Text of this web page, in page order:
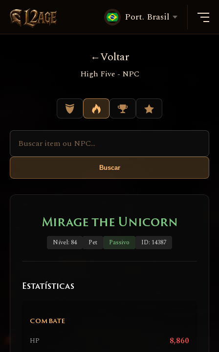
Port. Brasil
Voltar
High Five - NPC
Buscar
Mirage the Unicorn
Nível: 84 Pet Passivo ID: 14387
Estatísticas
COMBATE
HP 8,860